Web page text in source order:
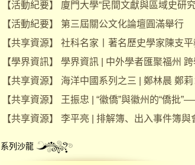
【活動紀要】 廈門大學“民間文獻與區域史研
【活動紀要】 第三屆關公文化論壇圓滿舉行
【共享資源】 社科名家丨著名歷史學家陳支
【學界資訊】 學界資訊 | 中外學者匯聚福州
【共享資源】 海洋中國系列之三 | 鄭林晨 鄭
【共享資源】 王振忠 | “徽僑”與徽州的“僑批
【共享資源】 李平亮 | 排解簿、出入事件簿
系列沙龍